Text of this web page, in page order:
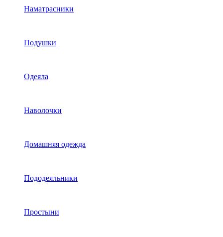
Наматрасники
Подушки
Одеяла
Наволочки
Домашняя одежда
Пододеяльники
Простыни